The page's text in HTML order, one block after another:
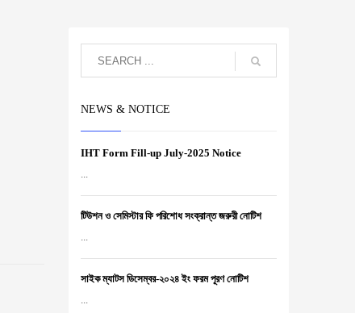
NEWS & NOTICE
IHT Form Fill-up July-2025 Notice
...
টিউশন ও সেমিস্টার ফি পরিশোধ সংক্রান্ত জরুরী নোটিশ
...
সাইক ম্যাটস ডিসেম্বর-২০২৪ ইং ফরম পূরণ নোটিশ
...